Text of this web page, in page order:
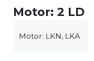
Motor: 2 LD
Motor: LKN, LKA